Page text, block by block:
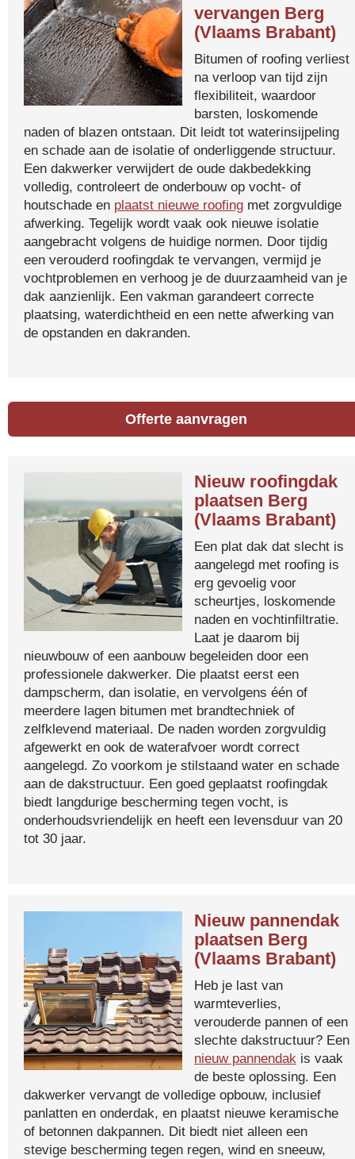
vervangen Berg
(Vlaams Brabant)
Bitumen of roofing verliest
na verloop van tijd zijn
flexibiliteit, waardoor
barsten, loskomende
naden of blazen ontstaan. Dit leidt tot waterinsijpeling
en schade aan de isolatie of onderliggende structuur.
Een dakwerker verwijdert de oude dakbedekking
volledig, controleert de onderbouw op vocht- of
houtschade en plaatst nieuwe roofing met zorgvuldige
afwerking. Tegelijk wordt vaak ook nieuwe isolatie
aangebracht volgens de huidige normen. Door tijdig
een verouderd roofingdak te vervangen, vermijd je
vochtproblemen en verhoog je de duurzaamheid van je
dak aanzienlijk. Een vakman garandeert correcte
plaatsing, waterdichtheid en een nette afwerking van
de opstanden en dakranden.
Offerte aanvragen
Nieuw roofingdak
plaatsen Berg
(Vlaams Brabant)
Een plat dak dat slecht is
aangelegd met roofing is
erg gevoelig voor
scheurtjes, loskomende
naden en vochtinfiltratie.
Laat je daarom bij
nieuwbouw of een aanbouw begeleiden door een
professionele dakwerker. Die plaatst eerst een
dampscherm, dan isolatie, en vervolgens één of
meerdere lagen bitumen met brandtechniek of
zelfklevend materiaal. De naden worden zorgvuldig
afgewerkt en ook de waterafvoer wordt correct
aangelegd. Zo voorkom je stilstaand water en schade
aan de dakstructuur. Een goed geplaatst roofingdak
biedt langdurige bescherming tegen vocht, is
onderhoudsvriendelijk en heeft een levensduur van 20
tot 30 jaar.
Nieuw pannendak
plaatsen Berg
(Vlaams Brabant)
Heb je last van
warmteverlies,
verouderde pannen of een
slechte dakstructuur? Een
nieuw pannendak is vaak
de beste oplossing. Een
dakwerker vervangt de volledige opbouw, inclusief
panlatten en onderdak, en plaatst nieuwe keramische
of betonnen dakpannen. Dit biedt niet alleen een
stevige bescherming tegen regen, wind en sneeuw,